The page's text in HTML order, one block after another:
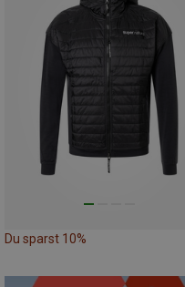
Du sparst 10%